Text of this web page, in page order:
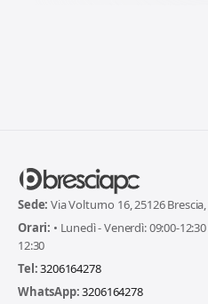
Sede: Via Volturno 16, 25126
Orari: • Lunedì - Venerdì: 09:00-
12:30
Tel:3206164278
WhatsApp:3206164278